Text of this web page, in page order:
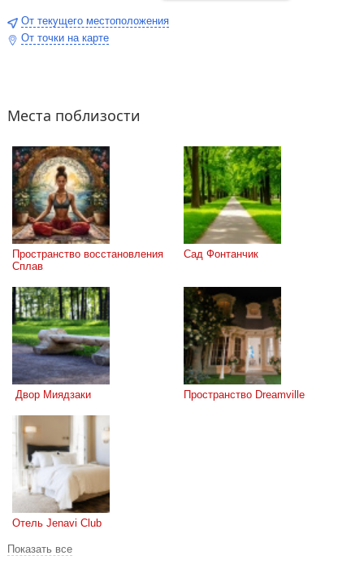
От текущего местоположения
От точки на карте
Места поблизости
Пространство восстановления
Сплав
Сад Фонтанчик
Двор Миядзаки Пространство Dreamville
Отель Jenavi Club
Показать все